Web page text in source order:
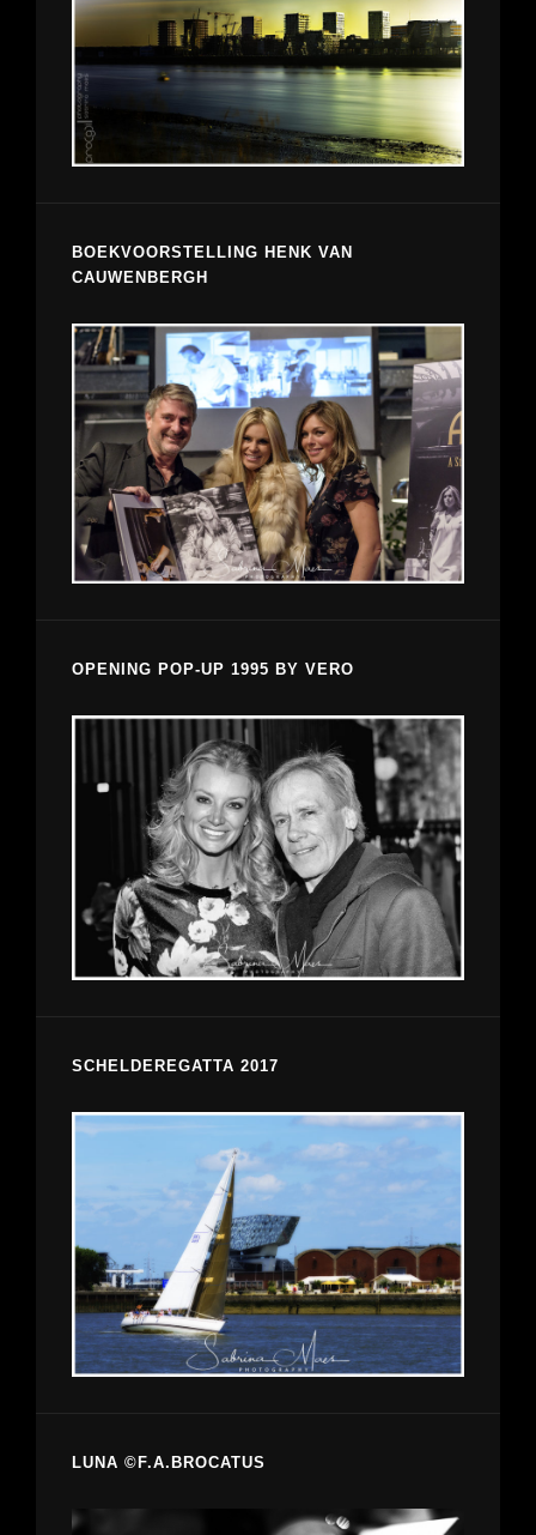
BOEKVOORSTELLING HENK VAN
CAUWENBERGH
OPENING POP-UP 1995 BY VERO
SCHELDEREGATTA 2017
LUNA ©F.A.BROCATUS